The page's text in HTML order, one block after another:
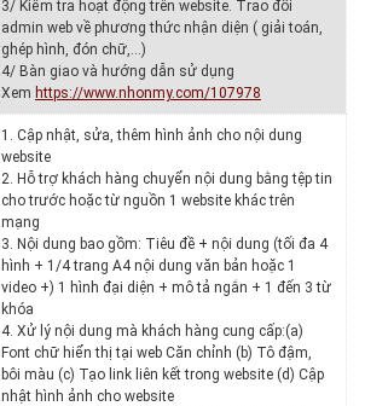
3/ Kiểm tra hoạt động trên website. Trao đổi
admin web về phương thức nhận diện ( giải toán,
ghép hình, đón chữ,…)
4/ Bàn giao và hướng dẫn sử dụng
Xem https://www.nhonmy.com/107978
1. Cập nhật, sửa, thêm hình ảnh cho nội dung
website
2. Hỗ trợ khách hàng chuyển nội dung bằng tệp tin
cho trước hoặc từ nguồn 1 website khác trên
mạng
3. Nội dung bao gồm: Tiêu đề + nội dung (tối đa 4
hình + 1/4 trang A4 nội dung văn bản hoặc 1
video +) 1 hình đại diện + mô tả ngắn + 1 đến 3 từ
khóa
4. Xử lý nội dung mà khách hàng cung cấp:(a)
Font chữ hiển thị tại web Căn chỉnh (b) Tô đậm,
bôi màu (c) Tạo link liên kết trong website (d) Cập
nhật hình ảnh cho website